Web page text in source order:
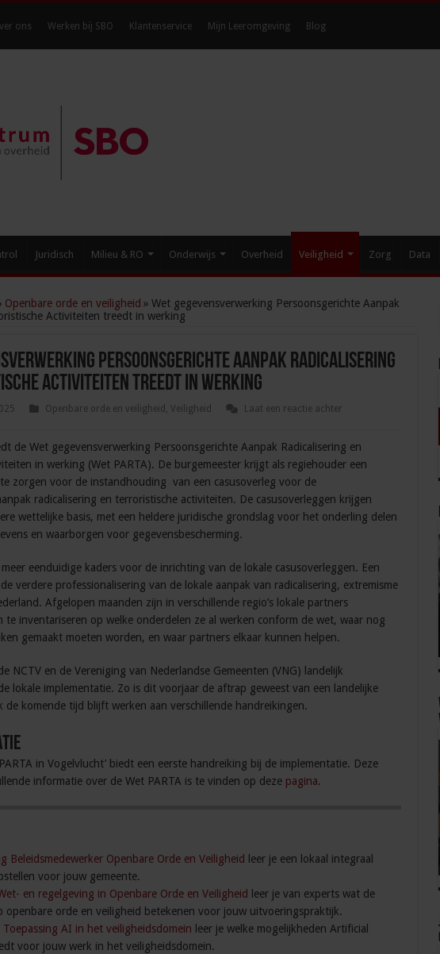
ons Werken bij SBO Klantenservice Mijn Leeromgeving Blog
Juridisch Milieu & RO Onderwijs Overheid Veiligheid Zorg Data
Openbare orde en veiligheid » Wet gegevensverwerking Persoonsgerichte Aanpak
Activiteiten treedt in werking
Persoonsgerichte Aanpak Radicalisering
Activiteiten treedt in werking
Openbare orde en veiligheid , Veiligheid
Laat een reactie achter
de Wet gegevensverwerking Persoonsgerichte Aanpak Radicalisering en
in werking (Wet PARTA). De burgemeester krijgt als regiehouder een
zorgen voor de instandhouding van een casusoverleg voor de
radicalisering en terroristische activiteiten. De casusoverleggen krijgen
wettelijke basis, met een heldere juridische grondslag voor het onderling delen
en waarborgen voor gegevensbescherming.
eenduidige kaders voor de inrichting van de lokale casusoverleggen. Een
verdere professionalisering van de lokale aanpak van radicalisering, extremisme
Afgelopen maanden zijn in verschillende regio’s lokale partners
te inventariseren op welke onderdelen ze al werken conform de wet, waar nog
gemaakt moeten worden, en waar partners elkaar kunnen helpen.
NCTV en de Vereniging van Nederlandse Gemeenten (VNG) landelijk
lokale implementatie. Zo is dit voorjaar de aftrap geweest van een landelijke
de komende tijd blijft werken aan verschillende handreikingen.
in Vogelvlucht’ biedt een eerste handreiking bij de implementatie. Deze
informatie over de Wet PARTA is te vinden op deze pagina.
Beleidsmedewerker Openbare Orde en Veiligheid leer je een lokaal integraal
voor jouw gemeente.
en regelgeving in Openbare Orde en Veiligheid leer je van experts wat de
openbare orde en veiligheid betekenen voor jouw uitvoeringspraktijk.
AI in het veiligheidsdomein leer je welke mogelijkheden Artificial
voor jouw werk in het veiligheidsdomein.